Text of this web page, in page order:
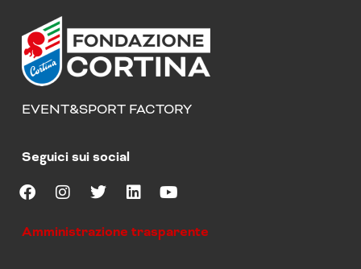
EVENT&SPORT FACTORY
Seguici sui social
F
c
I
s
i
L
n
u
Amministrazione trasparente